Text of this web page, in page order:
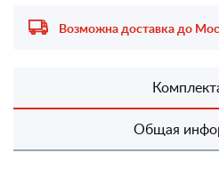
Возможна доставка до
Общая